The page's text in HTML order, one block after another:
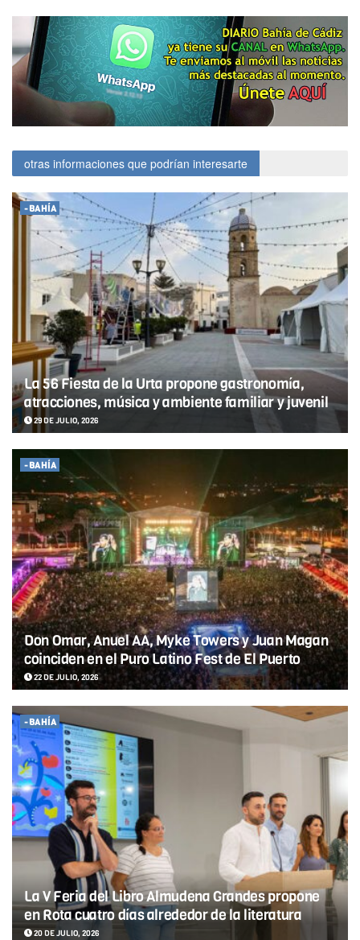
otras informaciones que podrían interesarte
-BAHÍA
La 56 Fiesta de la Urta propone gastronomía,
atracciones, música y ambiente familiar y juvenil
29 DE JULIO, 2026
-BAHÍA
Don Omar, Anuel AA, Myke Towers y Juan Magan
coinciden en el Puro Latino Fest de El Puerto
22 DE JULIO, 2026
-BAHÍA
La V Feria del Libro Almudena Grandes propone
en Rota cuatro días alrededor de la literatura
20 DE JULIO, 2026